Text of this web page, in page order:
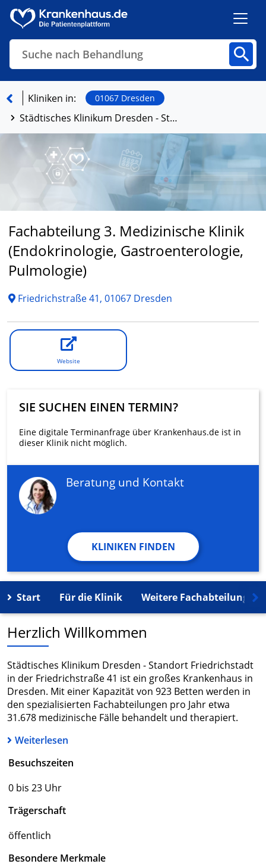
Suche nach Behandlung
Finden
Kliniken in: 01067 Dresden
Städtisches Klinikum Dresden - Standort Friedrichstadt
Fachabteilung 3. Medizinische Klinik
(Endokrinologie, Gastroenterologie,
Pulmologie)
Friedrichstraße 41, 01067 Dresden
Website
SIE SUCHEN EINEN TERMIN?
Eine digitale Terminanfrage über Krankenhaus.de ist in
dieser Klinik nicht möglich.
Beratung und Kontakt
KLINIKEN FINDEN
Start Für die Klinik Weitere Fachabteilungen
Herzlich Willkommen
Städtisches Klinikum Dresden - Standort Friedrichstadt
in der Friedrichstraße 41 ist ein großes Krankenhaus in
Dresden. Mit einer Kapazität von 923 Betten werden in
den spezialisierten Fachabteilungen pro Jahr etwa
31.678 medizinische Fälle behandelt und therapiert.
Weiterlesen
Besuchszeiten
0 bis 23 Uhr
Trägerschaft
öffentlich
Besondere Merkmale